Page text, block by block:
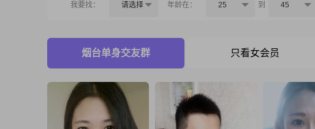
我要找： 请选择 年龄在： 25 到 45
烟台单身交友群 只看女会员